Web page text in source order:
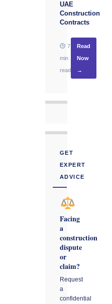
UAE
Construction
Contracts
7
min
read
Read
Now
→
GET
EXPERT
ADVICE
Facing
a
construction
dispute
or
claim?
Request
a
confidential